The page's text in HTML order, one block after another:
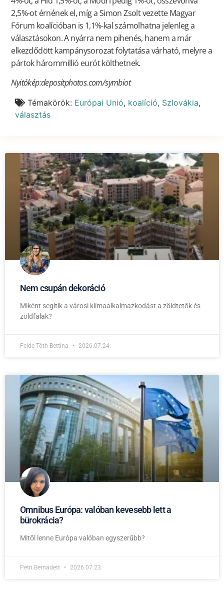
Nem csupán dekoráció
Miként segítik a városi klímaalkalmazkodást a zöldtetők és
zöldfalak?
Felde-Tóth Bettina 2026.07.24.
Omnibus Európa: valóban kevesebb lett a
bürokrácia?
Mitől lenne Európa valóban egyszerűbb?
Petri Bernadett 2026.07.23.
2,5%-ot érnének el, míg a Simon Zsolt vezette Magyar
Fórum koalícióban is 1,1%-kal számolhatna jelenleg a
választásokon. A nyárra nem pihenés, hanem a már
elkezdődött kampánysorozat folytatása várható, melyre a
pártok hárommillió eurót költhetnek.
Nyitókép:depositphotos.com/symbiot
Témakörök: Európai Unió, koalíció, Szlovákia,
választás